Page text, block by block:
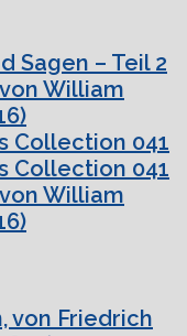
Sagen – Teil 2
William
Collection 041
Collection 041
William
von Friedrich